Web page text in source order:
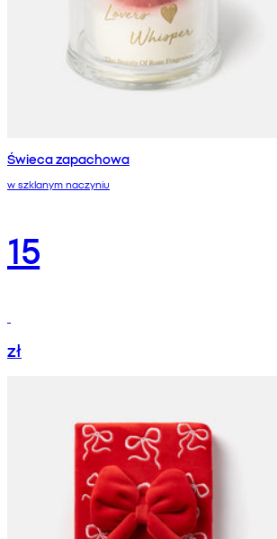
Świeca zapachowa
w szklanym naczyniu
15
zł